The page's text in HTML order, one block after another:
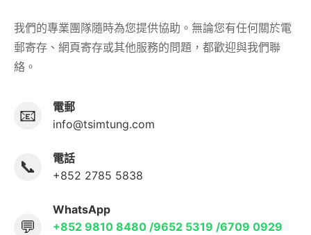
我們的專業團隊隨時為您提供協助。無論您有任何關於電
郵寄存、網頁寄存或其他服務的問題，都歡迎與我們聯
絡。
📧
電郵
info@tsimtung.com
📞
電話
+852 2785 5838
💬
WhatsApp
+852 9810 8480 /9652 5319 /6709 0929